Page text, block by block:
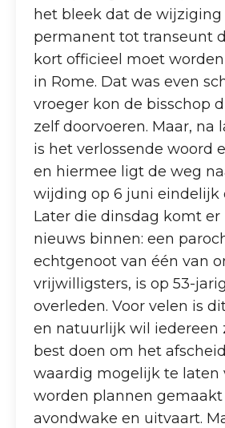
het bleek dat de wijziging
permanent tot transeunt
kort officieel moet
in Rome. Dat was even
vroeger kon de bisschop
zelf doorvoeren. Maar, na
is het verlossende woord
en hiermee ligt de weg
wijding op 6 juni eindelijk
Later die dinsdag komt er
nieuws binnen: een
echtgenoot van één van
vrijwilligsters, is op 53-
overleden. Voor velen is
en natuurlijk wil iedereen
best doen om het
waardig mogelijk te laten
worden plannen gemaakt
avondwake en uitvaart.